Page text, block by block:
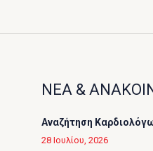
ΝΕΑ &
Αναζήτηση
28 Ιουλίου, 2026